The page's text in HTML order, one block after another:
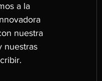
a la
nuestra
nuestras